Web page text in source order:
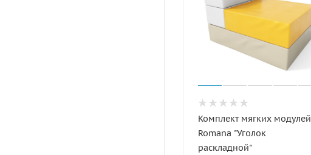
Комплект мягких модулей
Romana "Уголок
раскладной"